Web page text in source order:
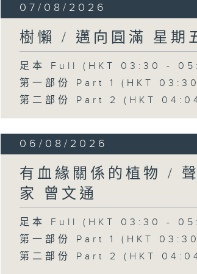
07/08/2026
樹懶 / 邁向圓滿 星期
足本 Full (HKT 03:30 -
第一部份 Part 1 (HKT
第二部份 Part 2 (HKT
06/08/2026
有血緣關係的植物 /
家 曾文通
足本 Full (HKT 03:30 -
第一部份 Part 1 (HKT
第二部份 Part 2 (HKT